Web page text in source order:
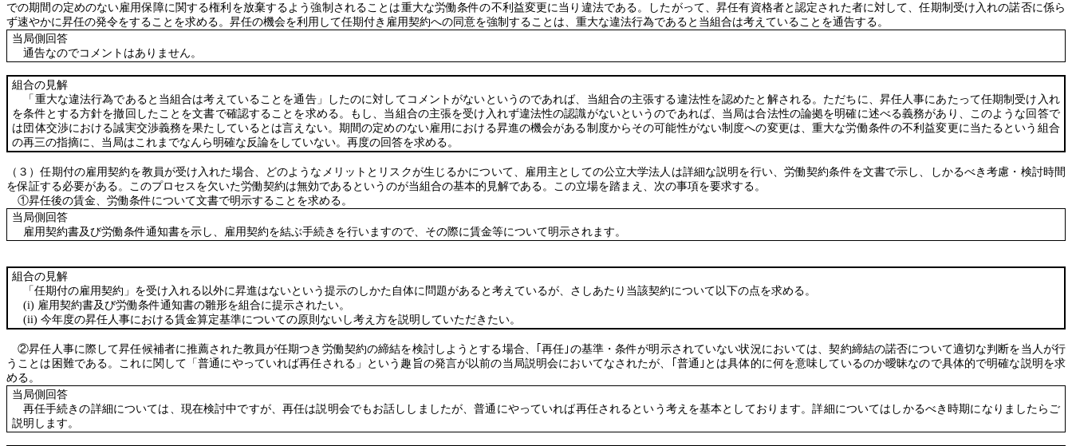
での期間の定めのない雇用保障に関する権利を放棄するよう強制されることは重大な労働条件の不利益変更に当り違法である。したがって、昇任有資格者と認定された者に対して、任期制受け入れの諾否に係ら
ず速やかに昇任の発令をすることを求める。昇任の機会を利用して任期付き雇用契約への同意を強制することは、重大な違法行為であると当組合は考えていることを通告する。
当局側回答
通告なのでコメントはありません。
組合の見解
「重大な違法行為であると当組合は考えていることを通告」したのに対してコメントがないというのであれば、当組合の主張する違法性を認めたと解される。ただちに、昇任人事にあたって任期制受け入れ
を条件とする方針を撤回したことを文書で確認することを求める。もし、当組合の主張を受け入れず違法性の認識がないというのであれば、当局は合法性の論拠を明確に述べる義務があり、このような回答で
は団体交渉における誠実交渉義務を果たしているとは言えない。期間の定めのない雇用における昇進の機会がある制度からその可能性がない制度への変更は、重大な労働条件の不利益変更に当たるという組合
の再三の指摘に、当局はこれまでなんら明確な反論をしていない。再度の回答を求める。
（３）任期付の雇用契約を教員が受け入れた場合、どのようなメリットとリスクが生じるかについて、雇用主としての公立大学法人は詳細な説明を行い、労働契約条件を文書で示し、しかるべき考慮・検討時間
を保証する必要がある。このプロセスを欠いた労働契約は無効であるというのが当組合の基本的見解である。この立場を踏まえ、次の事項を要求する。
①昇任後の賃金、労働条件について文書で明示することを求める。
当局側回答
雇用契約書及び労働条件通知書を示し、雇用契約を結ぶ手続きを行いますので、その際に賃金等について明示されます。
組合の見解
「任期付の雇用契約」を受け入れる以外に昇進はないという提示のしかた自体に問題があると考えているが、さしあたり当該契約について以下の点を求める。
(i) 雇用契約書及び労働条件通知書の雛形を組合に提示されたい。
(ii)今年度の昇任人事における賃金算定基準についての原則ないし考え方を説明していただきたい。
②昇任人事に際して昇任候補者に推薦された教員が任期つき労働契約の締結を検討しようとする場合、｢再任｣の基準・条件が明示されていない状況においては、契約締結の諾否について適切な判断を当人が行
うことは困難である。これに関して「普通にやっていれば再任される」という趣旨の発言が以前の当局説明会においてなされたが、｢普通｣とは具体的に何を意味しているのか曖昧なので具体的で明確な説明を求
める。
当局側回答
再任手続きの詳細については、現在検討中ですが、再任は説明会でもお話ししましたが、普通にやっていれば再任されるという考えを基本としております。詳細についてはしかるべき時期になりましたらご
説明します。